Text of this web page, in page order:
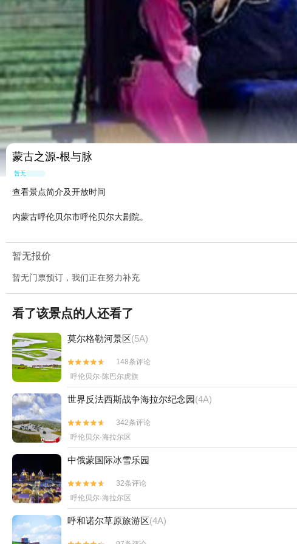
蒙古之源-根与脉
暂无点评
查看景点简介及开放时间
内蒙古呼伦贝尔市呼伦贝尔大剧院。
暂无报价
暂无门票预订，我们正在努力补充
看了该景点的人还看了
莫尔格勒河景区(5A)


148条评论
呼伦贝尔·陈巴尔虎旗
世界反法西斯战争海拉尔纪念园(4A)


342条评论
呼伦贝尔·海拉尔区
中俄蒙国际冰雪乐园


32条评论
呼伦贝尔·海拉尔区
呼和诺尔草原旅游区(4A)